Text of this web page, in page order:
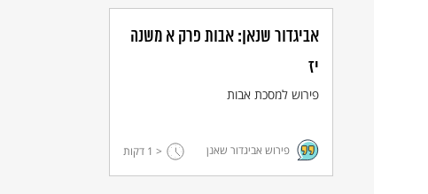
אביגדור שנאן: אבות פרק א משנה
יז
פירוש למסכת אבות
פירוש אביגדור שאנן < 1 דקות